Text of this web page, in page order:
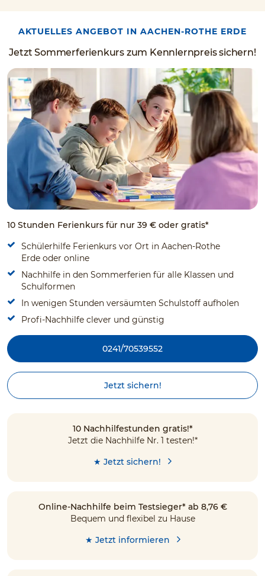
AKTUELLES ANGEBOT IN AACHEN-ROTHE ERDE
Jetzt Sommerferienkurs zum Kennlernpreis sichern!
10 Stunden Ferienkurs für nur 39 € oder gratis*
Schülerhilfe Ferienkurs vor Ort in Aachen-Rothe
Erde oder online
Nachhilfe in den Sommerferien für alle Klassen und
Schulformen
In wenigen Stunden versäumten Schulstoff aufholen
Profi-Nachhilfe clever und günstig
0241/70539552
Jetzt sichern!
10 Nachhilfestunden gratis!*
Jetzt die Nachhilfe Nr. 1 testen!*
★ Jetzt sichern!
Online-Nachhilfe beim Testsieger* ab 8,76 €
Bequem und flexibel zu Hause
★ Jetzt informieren